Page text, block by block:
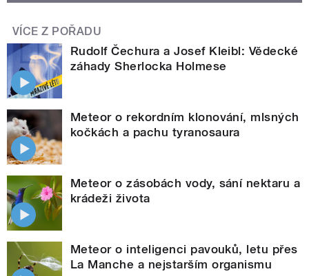
VÍCE Z POŘADU
Rudolf Čechura a Josef Kleibl: Vědecké
záhady Sherlocka Holmese
Meteor o rekordním klonování, mlsných
kočkách a pachu tyranosaura
Meteor o zásobách vody, sání nektaru a
krádeži života
Meteor o inteligenci pavouků, letu přes
La Manche a nejstarším organismu